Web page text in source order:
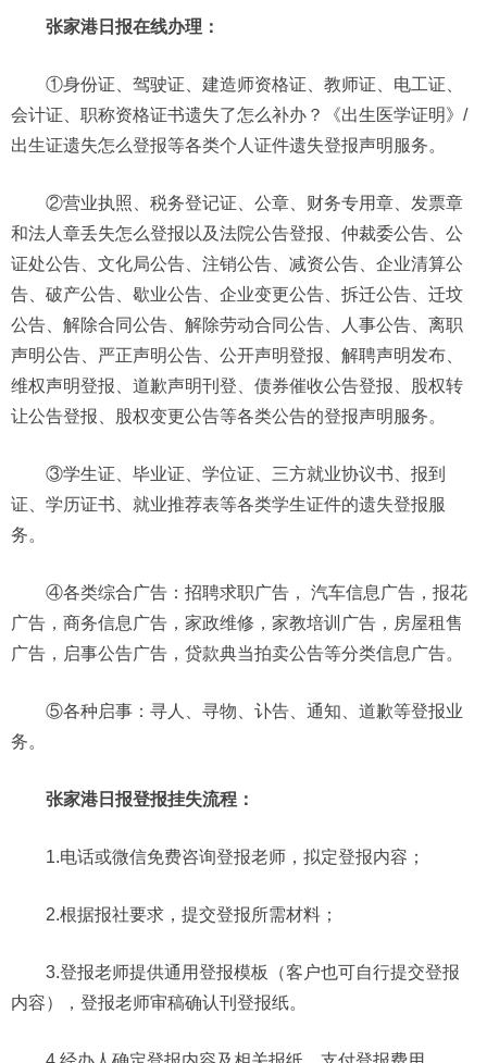
张家港日报在线办理：
①身份证、驾驶证、建造师资格证、教师证、电工证、
会计证、职称资格证书遗失了怎么补办？《出生医学证明》/
出生证遗失怎么登报等各类个人证件遗失登报声明服务。
②营业执照、税务登记证、公章、财务专用章、发票章
和法人章丢失怎么登报以及法院公告登报、仲裁委公告、公
证处公告、文化局公告、注销公告、减资公告、企业清算公
告、破产公告、歇业公告、企业变更公告、拆迁公告、迁坟
公告、解除合同公告、解除劳动合同公告、人事公告、离职
声明公告、严正声明公告、公开声明登报、解聘声明发布、
维权声明登报、道歉声明刊登、债券催收公告登报、股权转
让公告登报、股权变更公告等各类公告的登报声明服务。
③学生证、毕业证、学位证、三方就业协议书、报到
证、学历证书、就业推荐表等各类学生证件的遗失登报服
务。
④各类综合广告：招聘求职广告， 汽车信息广告，报花
广告，商务信息广告，家政维修，家教培训广告，房屋租售
广告，启事公告广告，贷款典当拍卖公告等分类信息广告。
⑤各种启事：寻人、寻物、讣告、通知、道歉等登报业
务。
张家港日报登报挂失流程：
1.电话或微信免费咨询登报老师，拟定登报内容；
2.根据报社要求，提交登报所需材料；
3.登报老师提供通用登报模板（客户也可自行提交登报
内容），登报老师审稿确认刊登报纸。